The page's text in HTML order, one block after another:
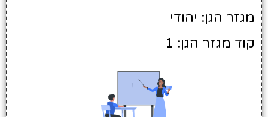
מגזר הגן: יהודי
קוד מגזר הגן: 1